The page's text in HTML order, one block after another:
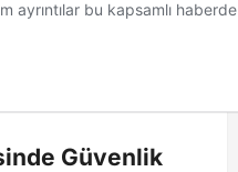
Güvenlik